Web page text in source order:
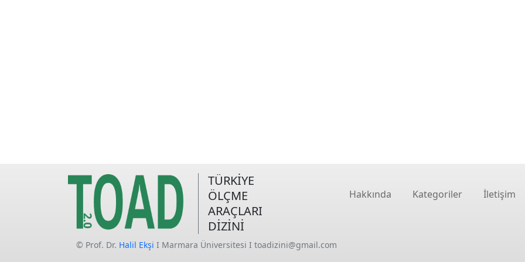
TÜRKİYE
ÖLÇME
ARAÇLARI
DİZİNİ
Hakkında Kategoriler İletişim
© Prof. Dr. Halil Ekşi I Marmara Üniversitesi I toadizini@gmail.com